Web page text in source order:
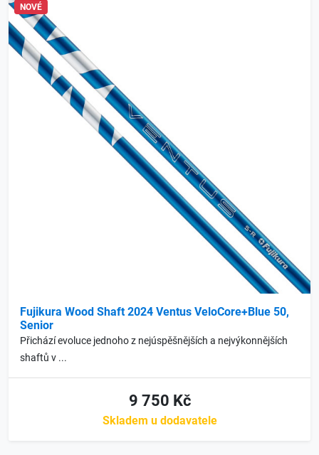
NOVÉ
Fujikura Wood Shaft 2024 Ventus VeloCore+Blue 50,
Senior
Přichází evoluce jednoho z nejúspěšnějších a nejvýkonnějších
shaftů v ...
9 750 Kč
Skladem u dodavatele